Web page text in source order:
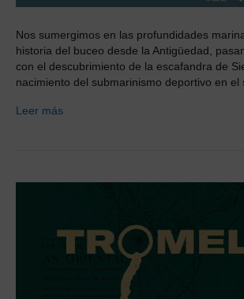
Nos sumergimos en las profundidades
historia del buceo desde la Antigüedad,
con el descubrimiento de la escafandra de
nacimiento del submarinismo deportivo en el
Leer más